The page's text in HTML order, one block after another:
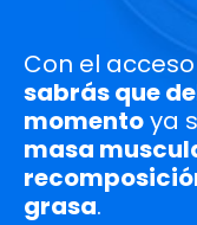
Con el
sabrás que
momentoya
masa
grasa.